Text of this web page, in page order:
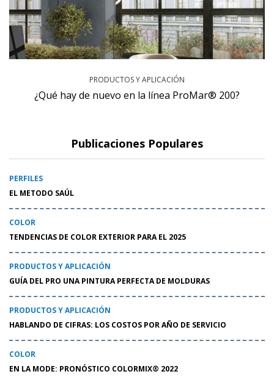
PRODUCTOS Y APLICACIÓN
¿Qué hay de nuevo en la línea ProMar® 200?
Publicaciones Populares
PERFILES
EL METODO SAÚL
COLOR
TENDENCIAS DE COLOR EXTERIOR PARA EL 2025
PRODUCTOS Y APLICACIÓN
GUÍA DEL PRO UNA PINTURA PERFECTA DE MOLDURAS
PRODUCTOS Y APLICACIÓN
HABLANDO DE CIFRAS: LOS COSTOS POR AÑO DE SERVICIO
COLOR
EN LA MODE: PRONÓSTICO COLORMIX® 2022